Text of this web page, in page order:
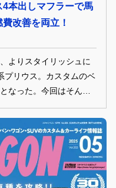
4本出しマフラーで馬
改善を両立！
よりスタイリッシュに
プリウス。カスタムのベ
なった。今回はそんな
お薦めのアイテムをピ